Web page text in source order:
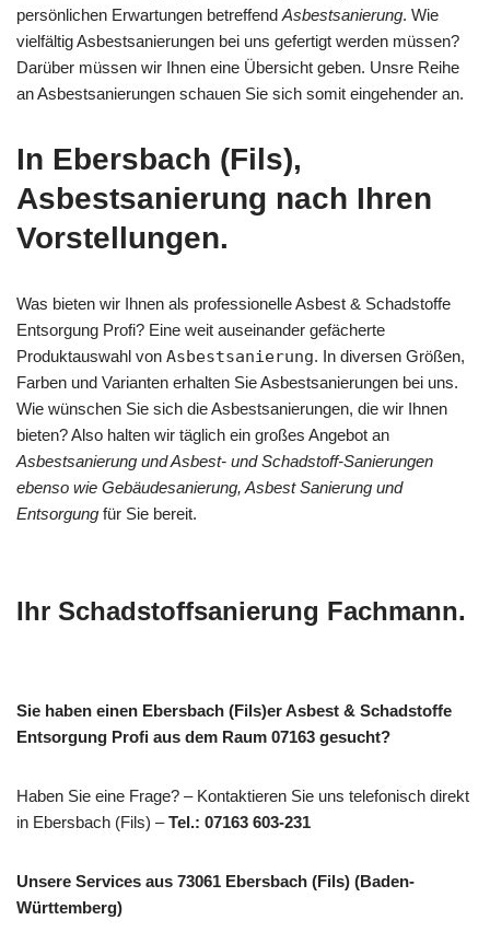
persönlichen Erwartungen betreffend Asbestsanierung. Wie
vielfältig Asbestsanierungen bei uns gefertigt werden müssen?
Darüber müssen wir Ihnen eine Übersicht geben. Unsre Reihe
an Asbestsanierungen schauen Sie sich somit eingehender an.
In Ebersbach (Fils),
Asbestsanierung nach Ihren
Vorstellungen.
Was bieten wir Ihnen als professionelle Asbest & Schadstoffe
Entsorgung Profi? Eine weit auseinander gefächerte
Produktauswahl von Asbestsanierung. In diversen Größen,
Farben und Varianten erhalten Sie Asbestsanierungen bei uns.
Wie wünschen Sie sich die Asbestsanierungen, die wir Ihnen
bieten? Also halten wir täglich ein großes Angebot an
Asbestsanierung und Asbest- und Schadstoff-Sanierungen
ebenso wie Gebäudesanierung, Asbest Sanierung und
Entsorgung für Sie bereit.
Ihr Schadstoffsanierung Fachmann.
Sie haben einen Ebersbach (Fils)er Asbest & Schadstoffe
Entsorgung Profi aus dem Raum 07163 gesucht?
Haben Sie eine Frage? – Kontaktieren Sie uns telefonisch direkt
in Ebersbach (Fils) –Tel.: 07163 603-231
Unsere Services aus 73061 Ebersbach (Fils) (Baden-
Württemberg)